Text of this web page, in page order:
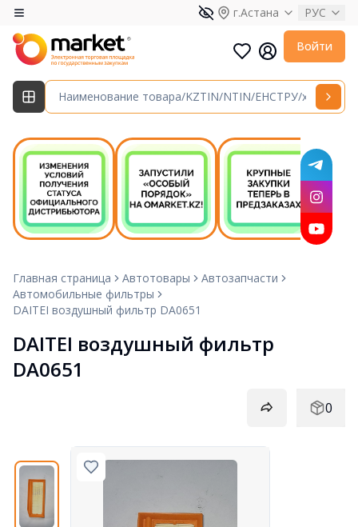
г.Астана РУС
Войти
Главная страница Автотовары
Автозапчасти
Автомобильные фильтры
DAITEI воздушный фильтр DA0651
DAITEI воздушный фильтр
DA0651
0